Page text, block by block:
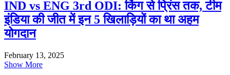
IND vs ENG 3rd ODI: किंग से प्रिंस तक, टीम
इंडिया की जीत में इन 5 खिलाड़ियों का था अहम
योगदान
February 13, 2025
Show More